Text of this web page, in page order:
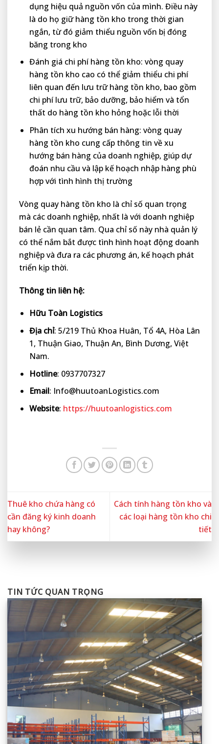
dụng hiệu quả nguồn vốn của mình. Điều này
là do họ giữ hàng tồn kho trong thời gian
ngắn, từ đó giảm thiểu nguồn vốn bị đóng
băng trong kho
Đánh giá chi phí hàng tồn kho: vòng quay
hàng tồn kho cao có thể giảm thiểu chi phí
liên quan đến lưu trữ hàng tồn kho, bao gồm
chi phí lưu trữ, bảo dưỡng, bảo hiểm và tổn
thất do hàng tồn kho hỏng hoặc lỗi thời
Phân tích xu hướng bán hàng: vòng quay
hàng tồn kho cung cấp thông tin về xu
hướng bán hàng của doanh nghiệp, giúp dự
đoán nhu cầu và lập kế hoạch nhập hàng phù
hợp với tình hình thị trường
Vòng quay hàng tồn kho là chỉ số quan trọng
mà các doanh nghiệp, nhất là với doanh nghiệp
bán lẻ cần quan tâm. Qua chỉ số này nhà quản lý
có thể nắm bắt được tình hình hoạt động doanh
nghiệp và đưa ra các phương án, kế hoạch phát
triển kịp thời.
Thông tin liên hệ:
Hữu Toàn Logistics
Địa chỉ: 5/219 Thủ Khoa Huân, Tổ 4A, Hòa Lân
1, Thuận Giao, Thuận An, Bình Dương, Việt
Nam.
Hotline: 0937707327
Email: Info@huutoanLogistics.com
Website: https://huutoanlogistics.com
Thuê kho chứa hàng có
cần đăng ký kinh doanh
hay không?
Cách tính hàng tồn kho và
các loại hàng tồn kho chi
tiết
TIN TỨC QUAN TRỌNG